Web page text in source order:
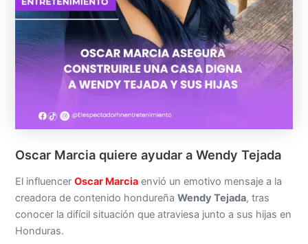
Oscar Marcia quiere ayudar a Wendy Tejada
El influencerOscar Marcia envió un emotivo mensaje a la
creadora de contenido hondureñaWendy Tejada, tras
conocer la difícil situación que atraviesa junto a sus hijas en
Honduras.